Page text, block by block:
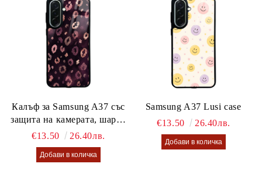
Калъф за Samsung A37 със
защита на камерата, шарен
калъф Lusi case
€13.50 26.40лв.
Samsung A37 Lusi case
€13.50
26.40лв.